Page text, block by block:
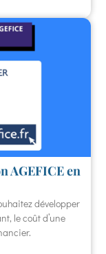
AGEFICE en
développer
le coût d’une